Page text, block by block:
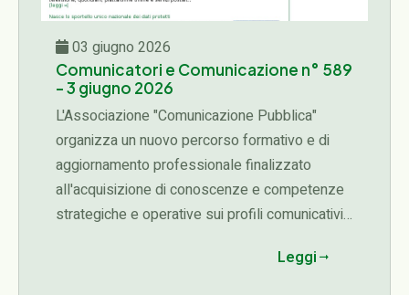
03 giugno 2026
Comunicatori e Comunicazione n° 589
- 3 giugno 2026
L'Associazione "Comunicazione Pubblica"
organizza un nuovo percorso formativo e di
aggiornamento professionale finalizzato
all'acquisizione di conoscenze e competenze
strategiche e operative sui profili comunicativi,
diverse fasi del ciclo delle attività di una
Leggi